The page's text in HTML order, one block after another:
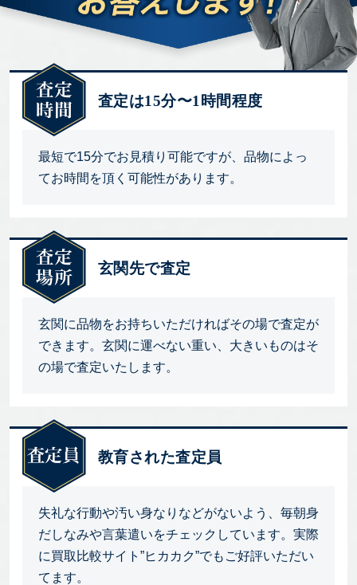
査定は15分〜1時間程度
最短で15分でお見積り可能ですが、品物によっ
てお時間を頂く可能性があります。
玄関先で査定
玄関に品物をお持ちいただければその場で査定が
できます。玄関に運べない重い、大きいものはそ
の場で査定いたします。
教育された査定員
失礼な行動や汚い身なりなどがないよう、毎朝身
だしなみや言葉遣いをチェックしています。実際
に買取比較サイト”ヒカカク”でもご好評いただい
てます。